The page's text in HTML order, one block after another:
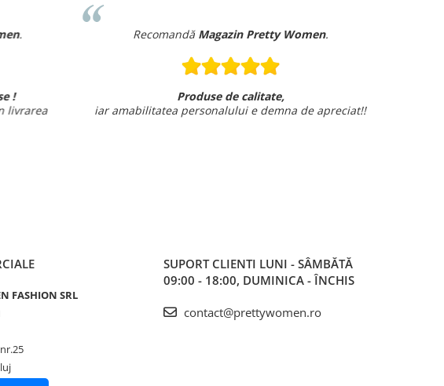
.
!
RecomandăMagazin Pretty Women.
Produse de calitate,
iar amabilitatea personalului e demna de apreciat!!
FASHION SRL
SUPORT CLIENTI LUNI - SÂMBĂTĂ
09:00 - 18:00, DUMINICA - ÎNCHIS
contact@prettywomen.ro